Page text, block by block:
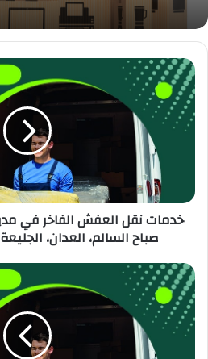
خدمات نقل العفش الفاخر في
صباح السالم، العدان،